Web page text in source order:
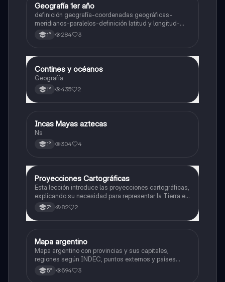
Geografía
Geografía 1er año
definición geografía-coordenadas geográficas-
meridianos-paralelos-definición latitud y longitud-
elementos del mapa-definición mapa-localización
relativa y absoluta
1° 284 3
Geografía
Contines y océanos
Geografía
1° 435 2
Historia
Incas Mayas aztecas
Ns
1° 304 4
Geografía
Proyecciones Cartográficas
Esta lección introduce las proyecciones cartográficas,
explicando su necesidad para representar la Tierra en
un plano y la selección de la proyección más
adecuada para minimizar distorsiones.
2° 82 2
Geografía
Mapa argentino
Mapa argentino con provincias y sus capitales,
regiones según INDEC, puntos externos y países
limitrofes
5° 594 3